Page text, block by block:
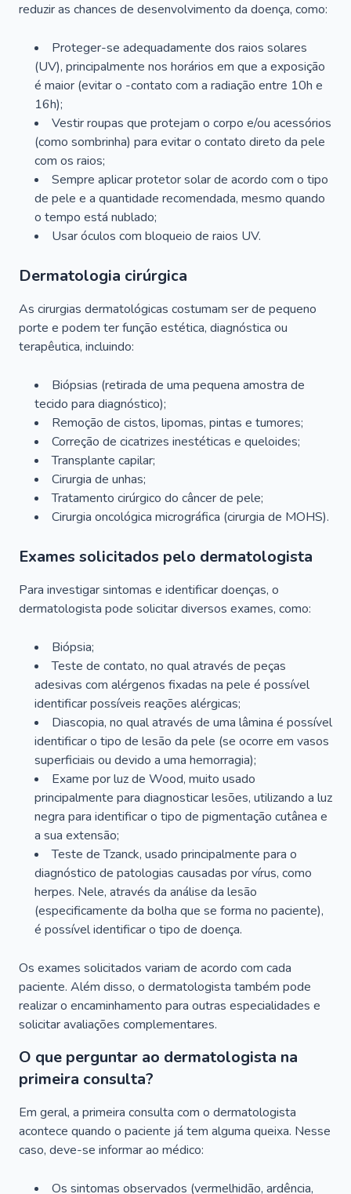
reduzir as chances de desenvolvimento da doença, como:
Proteger-se adequadamente dos raios solares
(UV), principalmente nos horários em que a exposição
é maior (evitar o -contato com a radiação entre 10h e
16h);
Vestir roupas que protejam o corpo e/ou acessórios
(como sombrinha) para evitar o contato direto da pele
com os raios;
Sempre aplicar protetor solar de acordo com o tipo
de pele e a quantidade recomendada, mesmo quando
o tempo está nublado;
Usar óculos com bloqueio de raios UV.
Dermatologia cirúrgica
As cirurgias dermatológicas costumam ser de pequeno
porte e podem ter função estética, diagnóstica ou
terapêutica, incluindo:
Biópsias (retirada de uma pequena amostra de
tecido para diagnóstico);
Remoção de cistos, lipomas, pintas e tumores;
Correção de cicatrizes inestéticas e queloides;
Transplante capilar;
Cirurgia de unhas;
Tratamento cirúrgico do câncer de pele;
Cirurgia oncológica micrográfica (cirurgia de MOHS).
Exames solicitados pelo dermatologista
Para investigar sintomas e identificar doenças, o
dermatologista pode solicitar diversos exames, como:
Biópsia;
Teste de contato, no qual através de peças
adesivas com alérgenos fixadas na pele é possível
identificar possíveis reações alérgicas;
Diascopia, no qual através de uma lâmina é possível
identificar o tipo de lesão da pele (se ocorre em vasos
superficiais ou devido a uma hemorragia);
Exame por luz de Wood, muito usado
principalmente para diagnosticar lesões, utilizando a luz
negra para identificar o tipo de pigmentação cutânea e
a sua extensão;
Teste de Tzanck, usado principalmente para o
diagnóstico de patologias causadas por vírus, como
herpes. Nele, através da análise da lesão
(especificamente da bolha que se forma no paciente),
é possível identificar o tipo de doença.
Os exames solicitados variam de acordo com cada
paciente. Além disso, o dermatologista também pode
realizar o encaminhamento para outras especialidades e
solicitar avaliações complementares.
O que perguntar ao dermatologista na
primeira consulta?
Em geral, a primeira consulta com o dermatologista
acontece quando o paciente já tem alguma queixa. Nesse
caso, deve-se informar ao médico:
Os sintomas observados (vermelhidão, ardência,